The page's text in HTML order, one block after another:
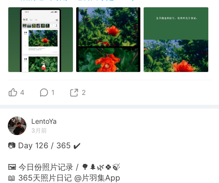
4 1 2
LentoYa
3月前
📷 Day 126 / 365 ✔️
🖼 今日份照片记录 / 🌳🌲🌿🍀🍃
📖 365天照片日记 @片羽集App